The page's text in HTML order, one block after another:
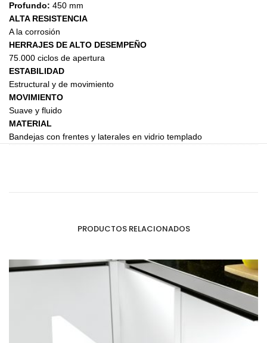
Profundo: 450 mm
ALTA RESISTENCIA
A la corrosión
HERRAJES DE ALTO DESEMPEÑO
75.000 ciclos de apertura
ESTABILIDAD
Estructural y de movimiento
MOVIMIENTO
Suave y fluido
MATERIAL
Bandejas con frentes y laterales en vidrio templado
PRODUCTOS RELACIONADOS